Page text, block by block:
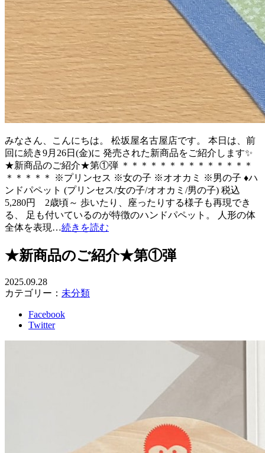
みなさん、こんにちは。 松坂屋名古屋店です。 本日は、前
回に続き9月26日(金)に 発売された新商品をご紹介します✨
★新商品のご紹介★第①弾 ＊＊＊＊＊＊＊＊＊＊＊＊＊＊
＊＊＊＊＊ ※プリンセス ※女の子 ※オオカミ ※男の子 ♦ハ
ンドパペット (プリンセス/女の子/オオカミ/男の子) 税込
5,280円 2歳頃～ 歩いたり、座ったりする様子も再現でき
る、 足も付いているのが特徴のハンドパペット。 人形の体
全体を表現…続きを読む
★新商品のご紹介★第①弾
2025.09.28
カテゴリー： 未分類
Facebook
Twitter